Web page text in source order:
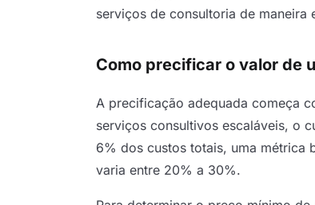
serviços de consultoria de maneira
Como precificar o valor de
A precificação adequada começa
serviços consultivos escaláveis, o
6% dos custos totais, uma métrica
varia entre 20% a 30%.